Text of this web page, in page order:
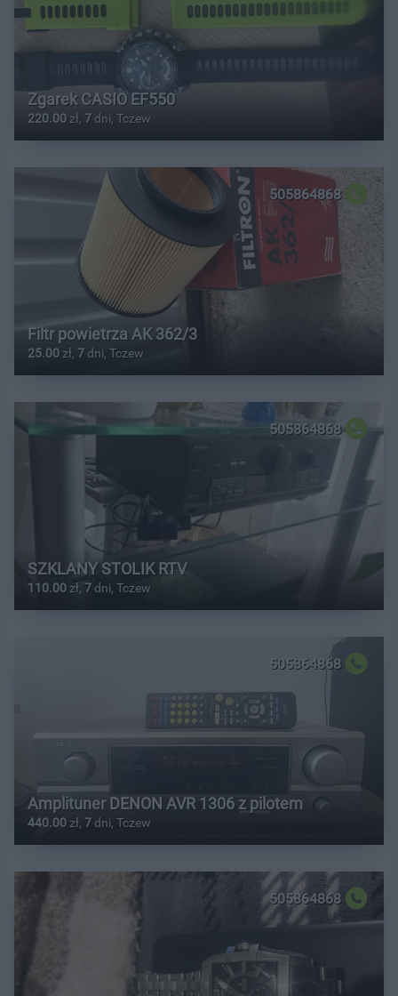
Zgarek CASIO EF550
220.00 zł, 7 dni, Tczew
505864868
Filtr powietrza AK 362/3
25.00 zł, 7 dni, Tczew
505864868
SZKLANY STOLIK RTV
110.00 zł, 7 dni, Tczew
505864868
Amplituner DENON AVR 1306 z pilotem
440.00 zł, 7 dni, Tczew
505864868